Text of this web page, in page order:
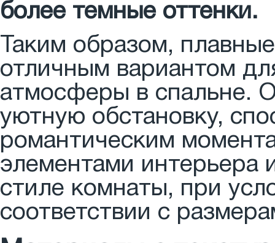
более темные оттенки.
Таким образом,
отличным вариантом
атмосферы в спальне.
уютную обстановку,
романтическим
элементами интерьера
стиле комнаты, при
соответствии с